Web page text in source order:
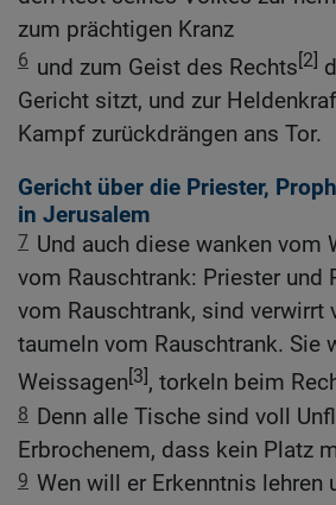
zum prächtigen Kranz
6 und zum Geist des Rechts[2]
Gericht sitzt, und zur
Kampf zurückdrängen ans Tor.
Gericht über die Priester,
in Jerusalem
7 Und auch diese wanken vom
vom Rauschtrank: Priester und
vom Rauschtrank, sind verwirrt
taumeln vom Rauschtrank. Sie
Weissagen[3], torkeln beim
8 Denn alle Tische sind voll
Erbrochenem, dass kein Platz
9 Wen will er Erkenntnis lehren